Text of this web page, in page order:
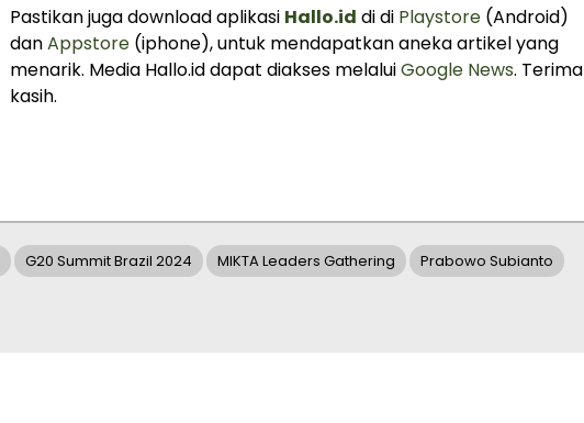
Pastikan juga download aplikasi Hallo.id di di Playstore (Android)
danAppstore (iphone), untuk mendapatkan aneka artikel yang
menarik. Media Hallo.id dapat diakses melaluiGoogle News. Terima
kasih.
G20 Summit Brazil 2024 MIKTA Leaders Gathering Prabowo Subianto